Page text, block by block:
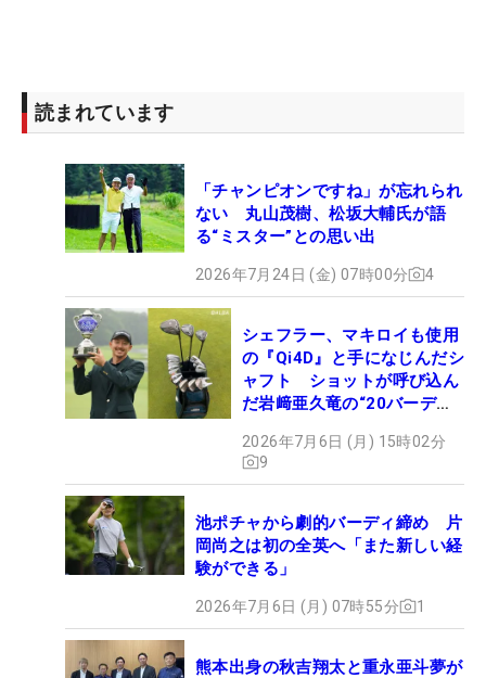
読まれています
「チャンピオンですね」が忘れられ
ない 丸山茂樹、松坂大輔氏が語
る“ミスター”との思い出
2026年7月24日 (金) 07時00分 4
シェフラー、マキロイも使用
の『Qi4D』と手になじんだシ
ャフト ショットが呼び込ん
だ岩﨑亜久竜の“20バーデ
2026年7月6日 (月) 15時02分
9
池ポチャから劇的バーディ締め 片
岡尚之は初の全英へ「また新しい経
験ができる」
2026年7月6日 (月) 07時55分 1
熊本出身の秋吉翔太と重永亜斗夢が